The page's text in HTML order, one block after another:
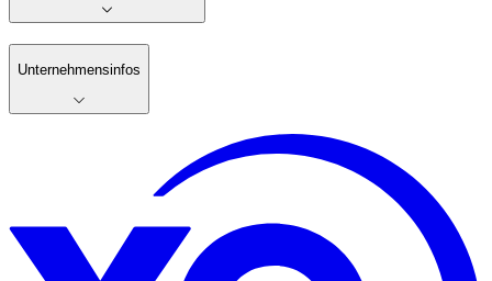
Unternehmensinfos